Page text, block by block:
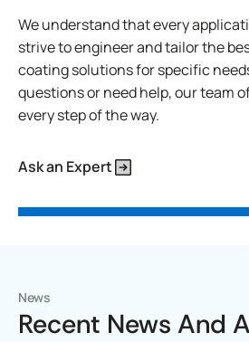
We understand that every
strive to engineer and tailor the
coating solutions for specific
questions or need help, our team
every step of the way.
Ask an Expert
News
Recent News And